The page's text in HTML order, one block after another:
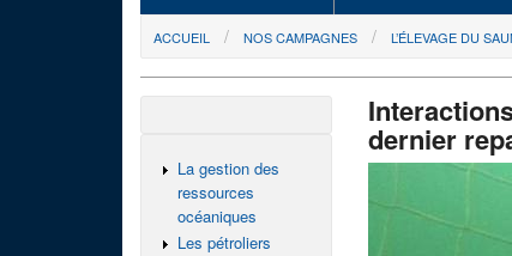
You are here
ACCUEIL NOS CAMPAGNES L’ÉLEVAGE DU
dernier
La gestion des
ressources
océaniques
Les pétroliers